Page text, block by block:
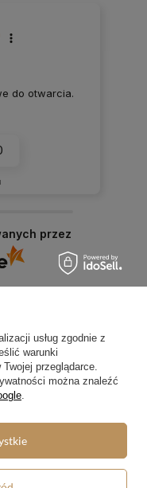
do otwarcia.
przez
usług zgodnie z
warunki
przeglądarce.
można znaleźć
.